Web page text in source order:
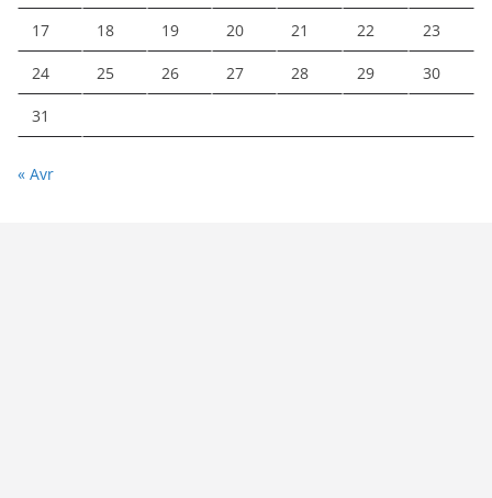
17 18 19 20 21 22 23
24 25 26 27 28 29 30
31
« Avr